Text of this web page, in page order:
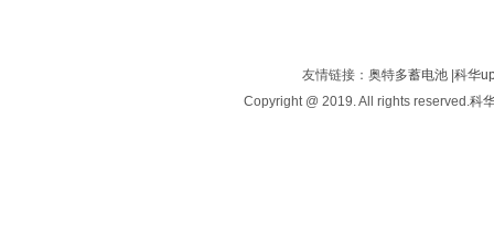
友情链接：奥特多蓄电池 |科华
Copyright @ 2019. All rights reserved.科